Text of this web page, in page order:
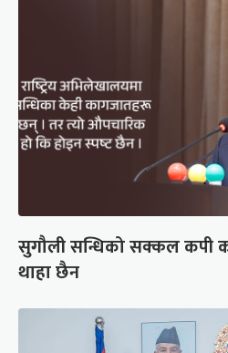
सुगौली सन्धिको सक्कल कपी
थाहा छैन